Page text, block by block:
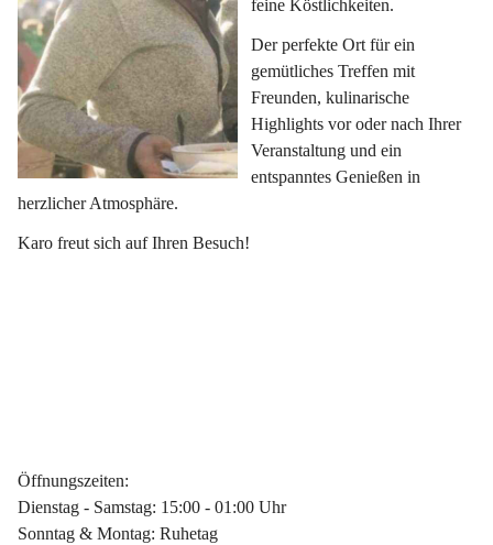
feine Köstlichkeiten.
Der perfekte Ort für ein
gemütliches Treffen mit
Freunden, kulinarische
Highlights vor oder nach Ihrer
Veranstaltung und ein
entspanntes Genießen in
herzlicher Atmosphäre.
Karo freut sich auf Ihren Besuch!
Öffnungszeiten:
Dienstag - Samstag: 15:00 - 01:00 Uhr
Sonntag & Montag: Ruhetag